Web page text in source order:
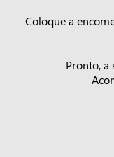
Coloque a
Pronto, a